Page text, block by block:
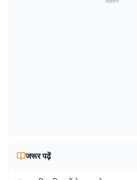
जरूर पढ़ें